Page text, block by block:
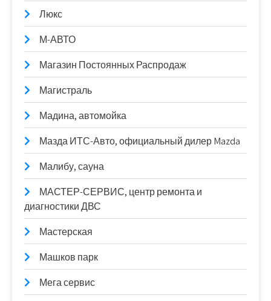
Люкс
М-АВТО
Магазин Постоянных Распродаж
Магистраль
Мадина, автомойка
Мазда ИТС-Авто, официальный дилер Mazda
Малибу, сауна
МАСТЕР-СЕРВИС, центр ремонта и
диагностики ДВС
Мастерская
Машков парк
Мега сервис